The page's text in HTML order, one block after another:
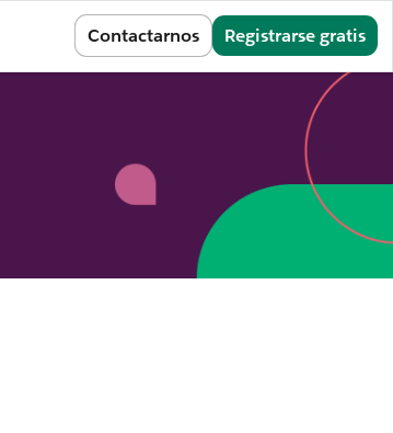
Contactarnos Registrarse gratis